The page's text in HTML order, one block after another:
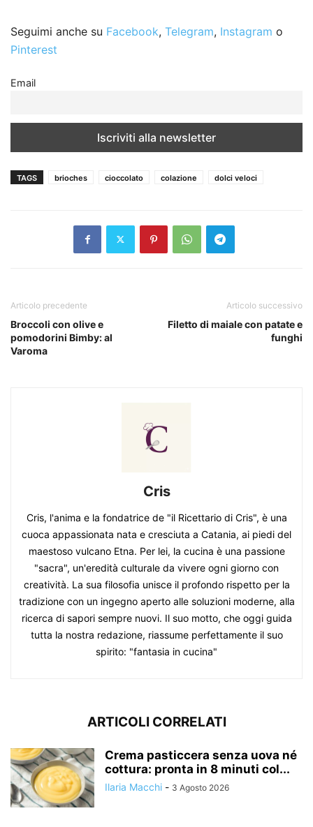
Seguimi anche su Facebook, Telegram, Instagram o
Pinterest
Email
TAGS brioches cioccolato colazione dolci veloci
Articolo precedente
Broccoli con olive e
pomodorini Bimby: al
Varoma
Articolo successivo
Filetto di maiale con patate e
funghi
Cris
Cris, l'anima e la fondatrice de "il Ricettario di Cris", è una
cuoca appassionata nata e cresciuta a Catania, ai piedi del
maestoso vulcano Etna. Per lei, la cucina è una passione
"sacra", un'eredità culturale da vivere ogni giorno con
creatività. La sua filosofia unisce il profondo rispetto per la
tradizione con un ingegno aperto alle soluzioni moderne, alla
ricerca di sapori sempre nuovi. Il suo motto, che oggi guida
tutta la nostra redazione, riassume perfettamente il suo
spirito: "fantasia in cucina"
ARTICOLI CORRELATI
Crema pasticcera senza uova né
cottura: pronta in 8 minuti col...
Ilaria Macchi - 3 Agosto 2026